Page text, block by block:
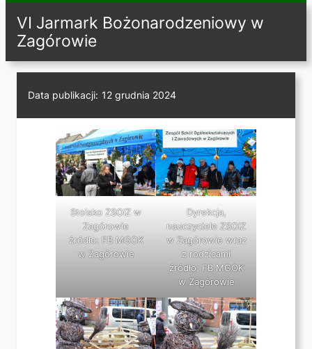
VI Jarmark Bożonarodzeniowy w
Zagórowie
Data publikacji: 12 grudnia 2024
Stoisko ZSOiZ w
Zagórowie
źródło: FB MGOK
w Zagórowie
Dyrekcja,
nauczyciele ZSOiZ
w Zagórowie wraz
z rodzicami
źródło: FB MGOK
w Zagórowie